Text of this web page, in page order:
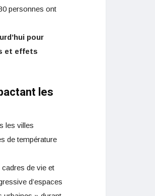
personnes ont
pour
et effets
les
les villes
de température
de vie et
d’espaces